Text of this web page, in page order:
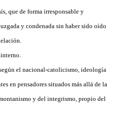
que de forma irresponsable y
y condenada sin haber sido oído
el nacional-catolicismo, ideología
en pensadores situados más allá de la
y del integrismo, propio del